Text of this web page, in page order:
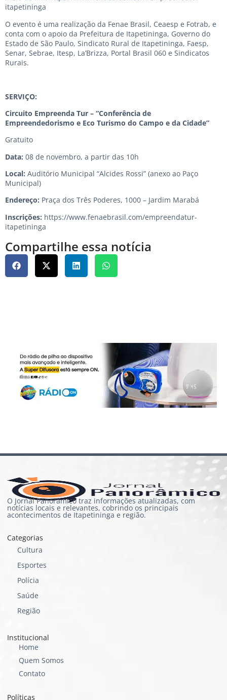
itapetininga
O evento é uma realização da Fenae Brasil, Ceaesp e Fotrab, e
conta com o apoio da Prefeitura de Itapetininga, Governo do
Estado de São Paulo, Sindicato Rural de Itapetininga, Faesp,
Senar, Sebrae, Itesp, La’Brizza, Portal Brasil 060 e Sindicatos
Rurais.
SERVIÇO:
Circuito Empreenda Tur – “Conferência de
Empreendedorismo e Eco Turismo do Campo e da Cidade”
Gratuito
Data: 08 de novembro, a partir das 10h
Local: Auditório Municipal “Alcides Rossi” (anexo ao Paço
Municipal)
Endereço: Praça dos Três Poderes, 1000 – Jardim Marabá
Inscrições: https://www.fenaebrasil.com/empreendatur-
itapetininga
Compartilhe essa notícia
O Jornal Panorâmico traz informações atualizadas, com
notícias locais e relevantes, cobrindo os principais
acontecimentos de Itapetininga e região.
Categorias
Cultura
Esportes
Polícia
Saúde
Região
Institucional
Home
Quem Somos
Contato
Políticas